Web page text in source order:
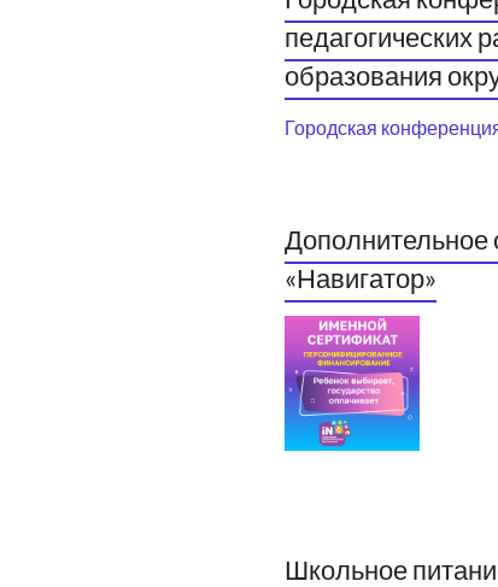
педагогических
образования
Городская
«Навигатор»
Школьное